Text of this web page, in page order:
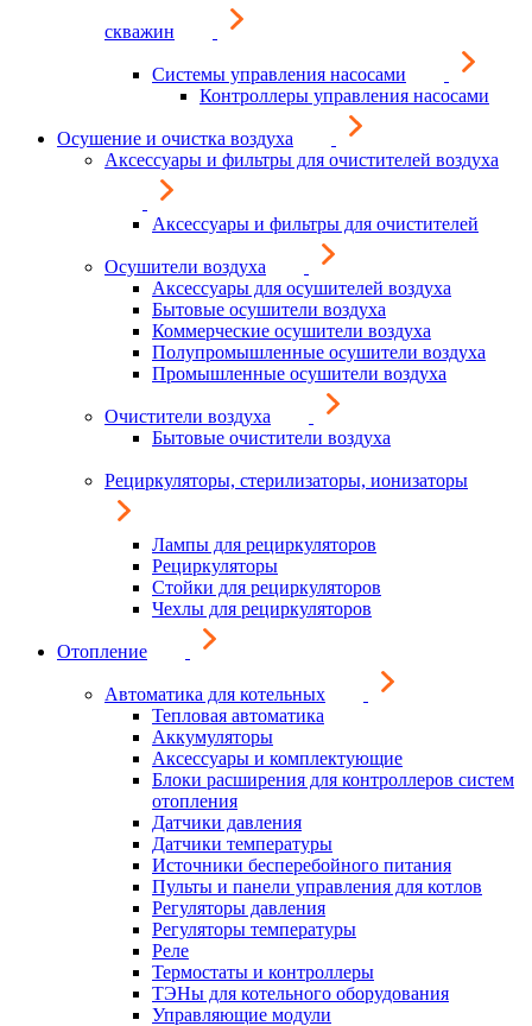
скважин
Системы управления насосами
Контроллеры управления насосами
Осушение и очистка воздуха
Аксессуары и фильтры для очистителей воздуха
Аксессуары и фильтры для очистителей
Осушители воздуха
Аксессуары для осушителей воздуха
Бытовые осушители воздуха
Коммерческие осушители воздуха
Полупромышленные осушители воздуха
Промышленные осушители воздуха
Очистители воздуха
Бытовые очистители воздуха
Рециркуляторы, стерилизаторы, ионизаторы
Лампы для рециркуляторов
Рециркуляторы
Стойки для рециркуляторов
Чехлы для рециркуляторов
Отопление
Автоматика для котельных
Тепловая автоматика
Аккумуляторы
Аксессуары и комплектующие
Блоки расширения для контроллеров систем
отопления
Датчики давления
Датчики температуры
Источники бесперебойного питания
Пульты и панели управления для котлов
Регуляторы давления
Регуляторы температуры
Реле
Термостаты и контроллеры
ТЭНы для котельного оборудования
Управляющие модули